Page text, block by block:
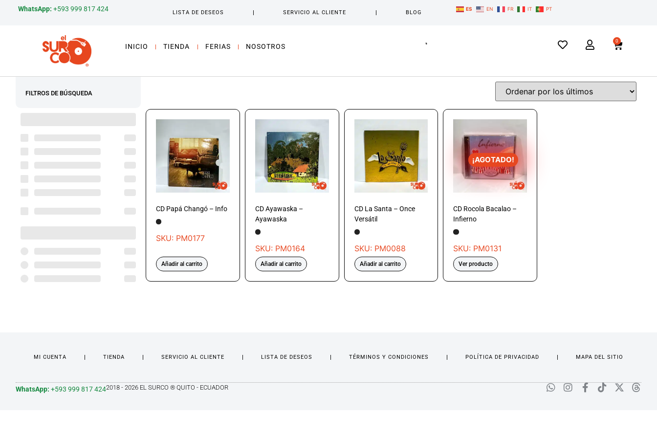
WhatsApp: +593 999 817 424 LISTA DE DESEOS SERVICIO AL CLIENTE BLOG
ES EN FR IT PT
INICIO TIENDA FERIAS NOSOTROS
0
FILTROS DE BÚSQUEDA
CD Papá Changó – Info
SKU: PM0177
Añadir al carrito
CD Ayawaska –
Ayawaska
SKU: PM0164
Añadir al carrito
CD La Santa – Once
Versátil
SKU: PM0088
Añadir al carrito
¡AGOTADO!
CD Rocola Bacalao –
Infierno
SKU: PM0131
Ver producto
MI CUENTA TIENDA SERVICIO AL CLIENTE LISTA DE DESEOS TÉRMINOS Y CONDICIONES POLÍTICA DE PRIVACIDAD MAPA DEL SITIO
WhatsApp: +593 999 817 4242018 - 2026 EL SURCO ® QUITO - ECUADOR